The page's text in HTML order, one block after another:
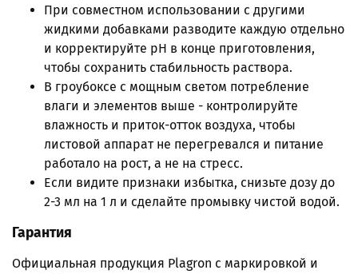
При совместном использовании с другими
жидкими добавками разводите каждую отдельно
и корректируйте pH в конце приготовления,
чтобы сохранить стабильность раствора.
В гроубоксе с мощным светом потребление
влаги и элементов выше - контролируйте
влажность и приток-отток воздуха, чтобы
листовой аппарат не перегревался и питание
работало на рост, а не на стресс.
Если видите признаки избытка, снизьте дозу до
2-3 мл на 1 л и сделайте промывку чистой водой.
Гарантия
Официальная продукция Plagron с маркировкой и